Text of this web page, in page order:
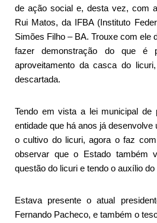
de ação social e, desta vez, com
Rui Matos, da IFBA (Instituto
Simões Filho – BA. Trouxe com ele
fazer demonstração do que é
aproveitamento da casca do
descartada.
Tendo em vista a lei municipal de
entidade que há anos já desenvolve
o cultivo do licuri, agora o faz
observar que o Estado também
questão do licuri e tendo o auxílio do
Estava presente o atual
Fernando Pacheco, e também o